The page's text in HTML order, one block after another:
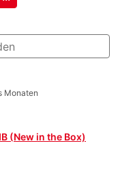
Monaten
(New in the Box)